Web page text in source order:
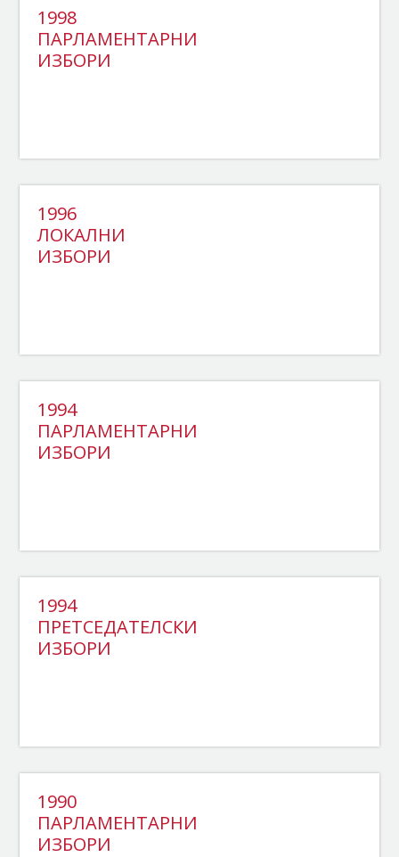
1998
ПАРЛАМЕНТАРНИ
ИЗБОРИ
1996
ЛОКАЛНИ
ИЗБОРИ
1994
ПАРЛАМЕНТАРНИ
ИЗБОРИ
1994
ПРЕТСЕДАТЕЛСКИ
ИЗБОРИ
1990
ПАРЛАМЕНТАРНИ
ИЗБОРИ